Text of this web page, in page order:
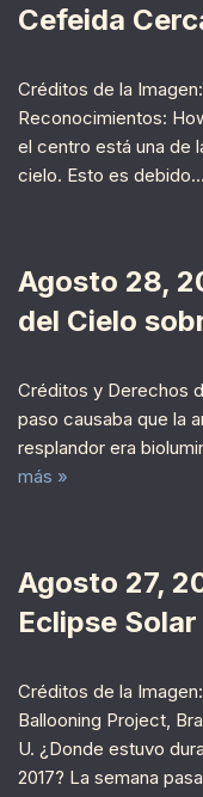
Cefeida
Créditos de la
Reconocimientos:
el centro está una de
cielo. Esto es debido…
Agosto 28,
del Cielo
Créditos y Derechos
paso causaba que la
resplandor era
más »
Agosto 27,
Eclipse
Créditos de la
Ballooning Project,
U. ¿Donde estuvo
2017? La semana